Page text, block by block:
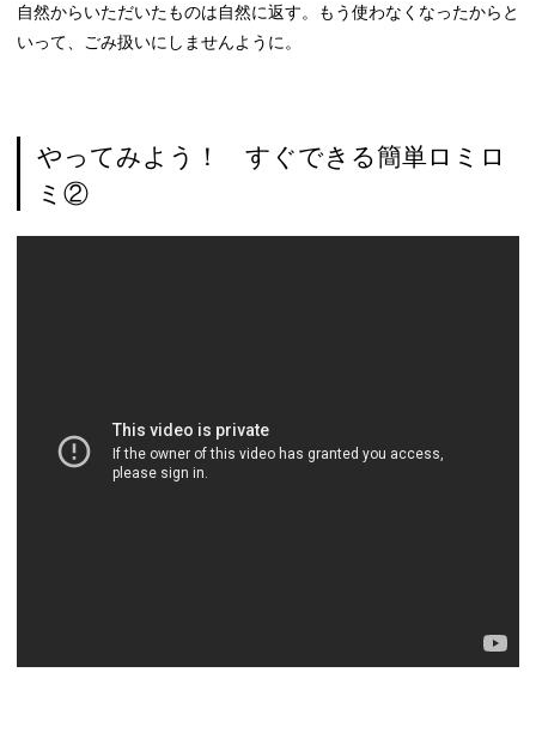
自然からいただいたものは自然に返す。もう使わなくなったからと
いって、ごみ扱いにしませんように。
やってみよう！ すぐできる簡単ロミロ
ミ②